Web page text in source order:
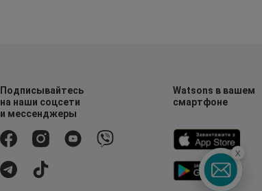
Подписывайтесь
на наши соцсети
и мессенджеры
Watsons в вашем
смартфоне
x